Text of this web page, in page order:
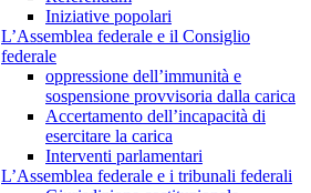
Iniziative popolari
L’Assemblea federale e il Consiglio
federale
oppressione dell’immunità e
sospensione provvisoria dalla carica
Accertamento dell’incapacità di
esercitare la carica
Interventi parlamentari
L’Assemblea federale e i tribunali federali